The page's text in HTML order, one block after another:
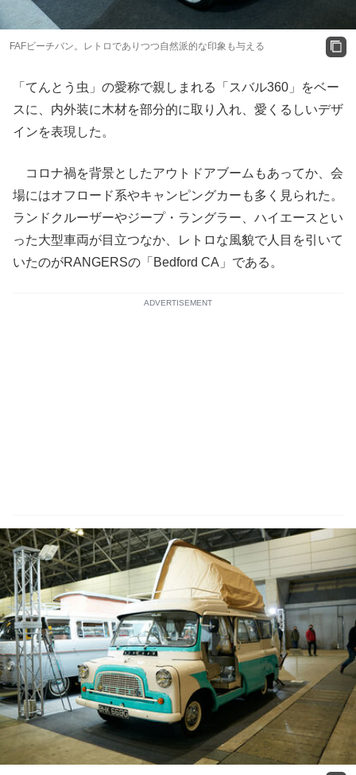
FAFビーチバン。レトロでありつつ自然派的な印象も与える
「てんとう虫」の愛称で親しまれる「スバル360」をベー
スに、内外装に木材を部分的に取り入れ、愛くるしいデザ
インを表現した。
コロナ禍を背景としたアウトドアブームもあってか、会
場にはオフロード系やキャンピングカーも多く見られた。
ランドクルーザーやジープ・ラングラー、ハイエースとい
った大型車両が目立つなか、レトロな風貌で人目を引いて
いたのがRANGERSの「Bedford CA」である。
ADVERTISEMENT